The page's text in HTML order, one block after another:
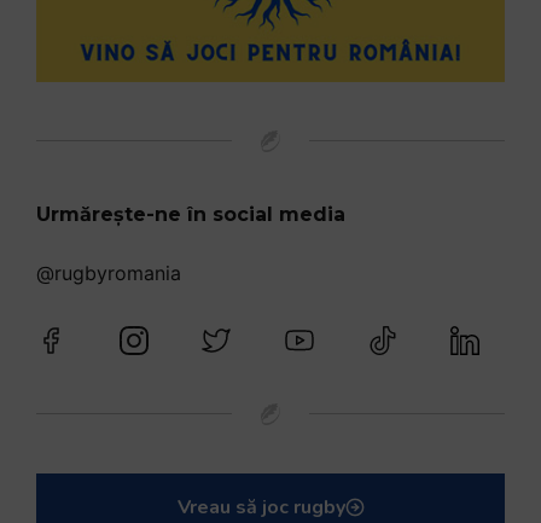
Urmărește-ne în social media
@rugbyromania
Vreau să joc rugby